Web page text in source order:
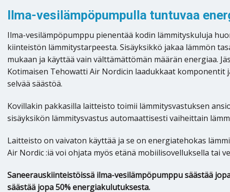
Ilma-vesilämpöpumpulla tuntuvaa
Ilma-vesilämpöpumppu pienentää kodin lämmityskuluja
kiinteistön lämmitystarpeesta. Sisäyksikkö jakaa lämmön
mukaan ja käyttää vain välttämättömän määrän energiaa.
Kotimaisen Tehowatti Air Nordicin laadukkaat
selvää säästöä.
Kovillakin pakkasilla laitteisto toimii lämmitysvastuksen
sisäyksikön lämmitysvastus automaattisesti vaiheittain
Laitteisto on vaivaton käyttää ja se on energiatehokas
Air Nordic :iä voi ohjata myös etänä mobiilisovelluksella tai
Saneerauskiinteistöissä ilma-vesilämpöpumppu säästää
säästää jopa 50% energiakulutuksesta.